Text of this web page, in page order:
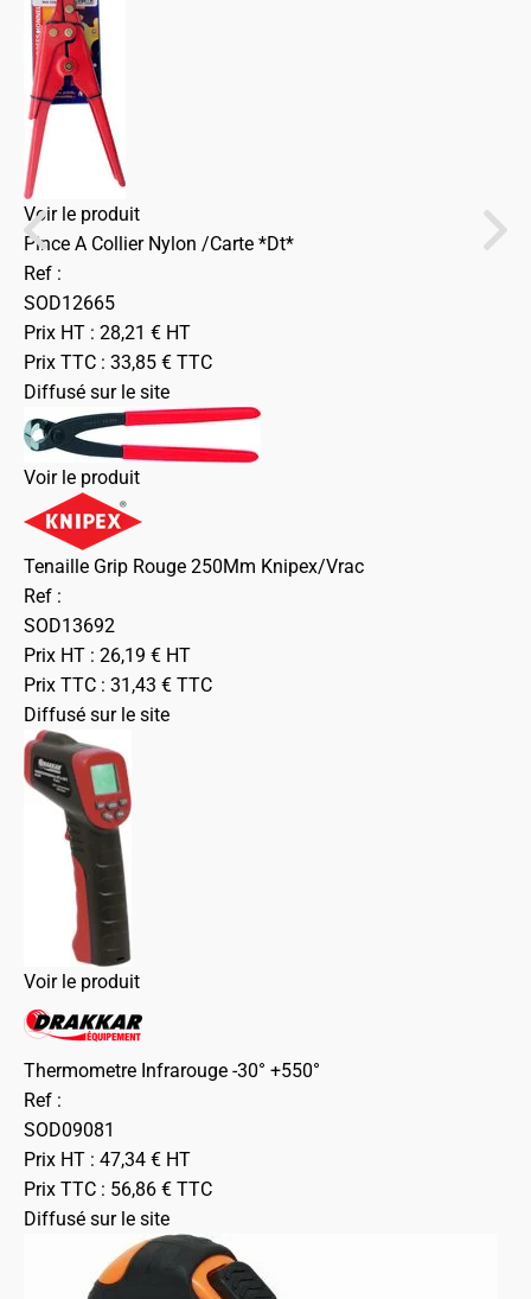
Voir le produit
Pince A Collier Nylon /Carte *Dt*
Ref :
SOD12665
Prix HT : 28,21 € HT
Prix TTC : 33,85 € TTC
Diffusé sur le site
Voir le produit
Tenaille Grip Rouge 250Mm Knipex/Vrac
Ref :
SOD13692
Prix HT : 26,19 € HT
Prix TTC : 31,43 € TTC
Diffusé sur le site
Voir le produit
Thermometre Infrarouge -30° +550°
Ref :
SOD09081
Prix HT : 47,34 € HT
Prix TTC : 56,86 € TTC
Diffusé sur le site